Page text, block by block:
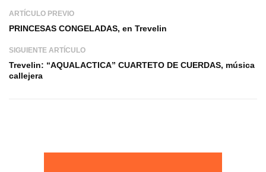
ARTÍCULO PREVIO
PRINCESAS CONGELADAS, en Trevelin
SIGUIENTE ARTÍCULO
Trevelin: “AQUALACTICA” CUARTETO DE CUERDAS, música
callejera